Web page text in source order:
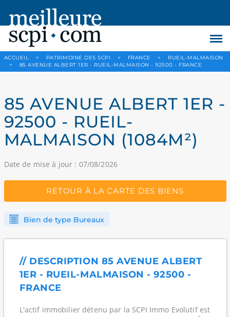
ACCUEIL > PATRIMOINE DES SCPI > FRANCE >
RUEIL-MALMAISON
>
85 AVENUE ALBERT 1ER - RUEIL-MALMAISON - 92500 - FRANCE
85 AVENUE ALBERT 1ER -
92500 - RUEIL-
MALMAISON (1084M²)
Date de mise à jour : 07/08/2026
RETOUR À LA CARTE DES BIENS
Bien de type Bureaux
// DESCRIPTION 85 AVENUE ALBERT
1ER - RUEIL-MALMAISON - 92500 -
FRANCE
L'actif immobilier détenu par la SCPI Immo Evolutif est